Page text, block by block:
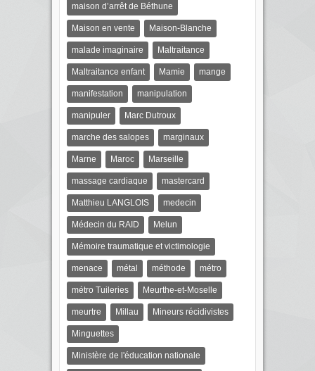
maison d’arrêt de Béthune
Maison en vente Maison-Blanche
malade imaginaire Maltraitance
Maltraitance enfant Mamie mange
manifestation manipulation
manipuler Marc Dutroux
marche des salopes marginaux
Marne Maroc Marseille
massage cardiaque mastercard
Matthieu LANGLOIS medecin
Médecin du RAID Melun
Mémoire traumatique et victimologie
menace métal méthode métro
métro Tuileries Meurthe-et-Moselle
meurtre Millau Mineurs récidivistes
Minguettes
Ministère de l'éducation nationale